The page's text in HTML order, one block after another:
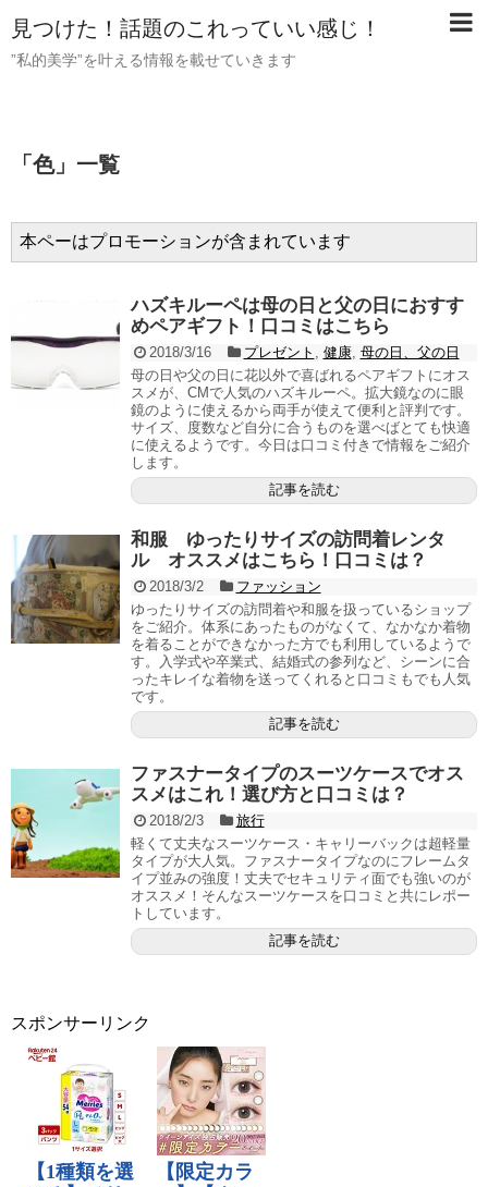
見つけた！話題のこれっていい感じ！
”私的美学”を叶える情報を載せていきます
「 色」 一覧
本ペーはプロモーションが含まれています
ハズキルーペは母の日と父の日におすす
めペアギフト！口コミはこちら
2018/3/16 プレゼント , 健康, 母の日、父の日
母の日や父の日に花以外で喜ばれるペアギフトにオス
スメが、CMで人気のハズキルーペ。拡大鏡なのに眼
鏡のように使えるから両手が使えて便利と評判です。
サイズ、度数など自分に合うものを選べばとても快適
に使えるようです。今日は口コミ付きで情報をご紹介
します。
記事を読む
和服 ゆったりサイズの訪問着レンタ
ル オススメはこちら！口コミは？
2018/3/2
ファッション
ゆったりサイズの訪問着や和服を扱っているショップ
をご紹介。体系にあったものがなくて、なかなか着物
を着ることができなかった方でも利用しているようで
す。入学式や卒業式、結婚式の参列など、シーンに合
ったキレイな着物を送ってくれると口コミもでも人気
です。
記事を読む
ファスナータイプのスーツケースでオス
スメはこれ！選び方と口コミは？
2018/2/3
旅行
軽くて丈夫なスーツケース・キャリーバックは超軽量
タイプが大人気。ファスナータイプなのにフレームタ
イプ並みの強度！丈夫でセキュリティ面でも強いのが
オススメ！そんなスーツケースを口コミと共にレポー
トしています。
記事を読む
スポンサーリンク